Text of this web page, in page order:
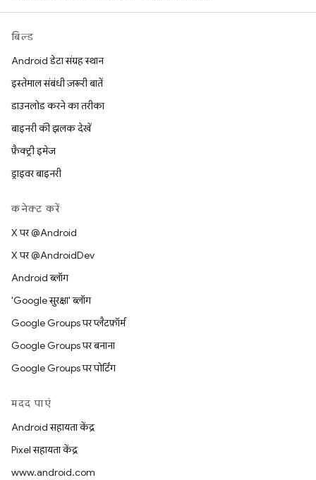
बिल्ड
Android डेटा संग्रह स्थान
इस्तेमाल संबंधी ज़रूरी बातें
डाउनलोड करने का तरीका
बाइनरी की झलक देखें
फ़ैक्ट्री इमेज
ड्राइवर बाइनरी
कनेक्ट करें
X पर @Android
X पर @AndroidDev
Android ब्लॉग
'Google सुरक्षा' ब्लॉग
Google Groups पर प्लैटफ़ॉर्म
Google Groups पर बनाना
Google Groups पर पोर्टिंग
मदद पाएं
Android सहायता केंद्र
Pixel सहायता केंद्र
www.android.com